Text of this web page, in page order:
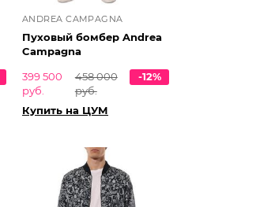
ANDREA CAMPAGNA
Пуховый бомбер Andrea
Campagna
399 500
руб.
458 000
руб.
-12%
Купить на ЦУМ